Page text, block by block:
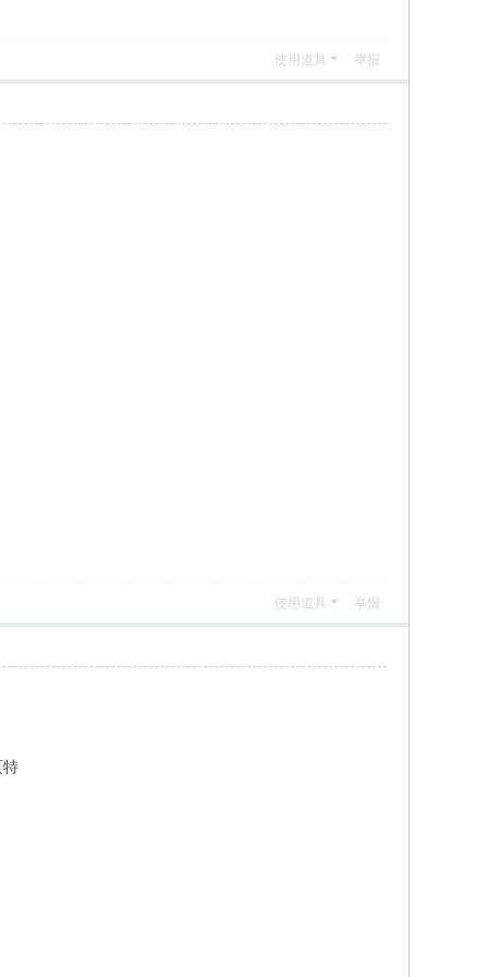
使用道具 举报
使用道具 举报
特